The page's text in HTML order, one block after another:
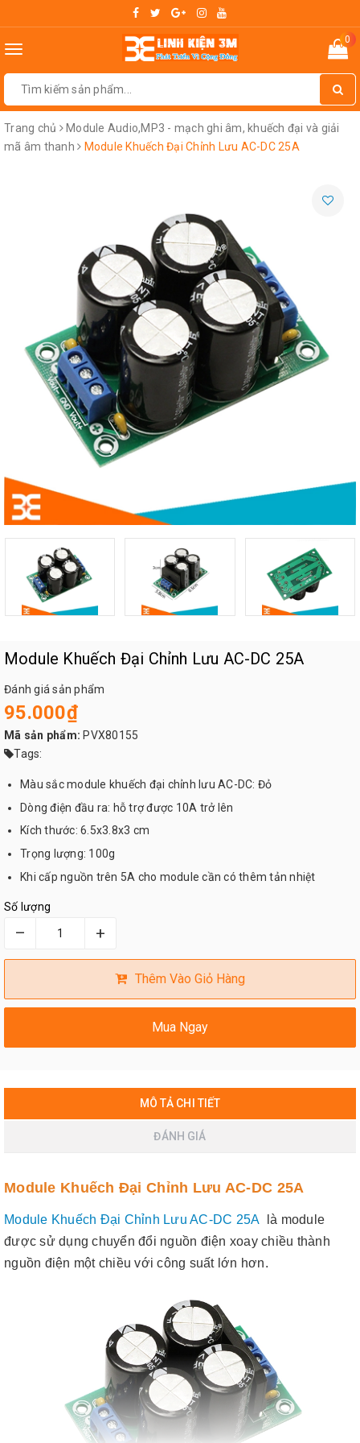
Toggle
0
Trang chủ
Module Audio,MP3 - mạch ghi âm, khuếch đại và giải
mã âm thanh
Module Khuếch Đại Chỉnh Lưu AC-DC 25A
Module Khuếch Đại Chỉnh Lưu AC-DC 25A
Đánh giá sản phẩm
95.000₫
Mã sản phẩm: PVX80155
Tags:
Màu sắc module khuếch đại chỉnh lưu AC-DC: Đỏ
Dòng điện đầu ra: hỗ trợ được 10A trở lên
Kích thước: 6.5x3.8x3 cm
Trọng lượng: 100g
Khi cấp nguồn trên 5A cho module cần có thêm tản nhiệt
Số lượng
– +
Thêm Vào Giỏ Hàng
Mua Ngay
MÔ TẢ CHI TIẾT
ĐÁNH GIÁ
Module Khuếch Đại Chỉnh Lưu AC-DC 25A
Module Khuếch Đại Chỉnh Lưu AC-DC 25A
là module
được sử dụng chuyển đổi nguồn điện xoay chiều thành
nguồn điện một chiều với công suất lớn hơn.